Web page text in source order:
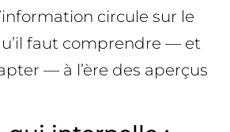
circule sur le
faut comprendre — et
— à l’ère des aperçus